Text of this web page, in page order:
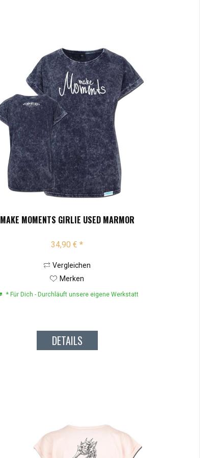
MAKE MOMENTS GIRLIE USED MARMOR
34,90 € *
Vergleichen
Merken
* Für Dich - Durchläuft unsere eigene Werkstatt
DETAILS